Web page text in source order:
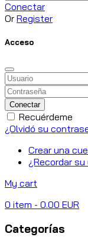
Conectar
Or Register
Acceso
Conectar
Recuérdeme
¿Olvidó su
Crear una
¿Recordar su
My cart
0 item - 0.00 EUR
Categorías